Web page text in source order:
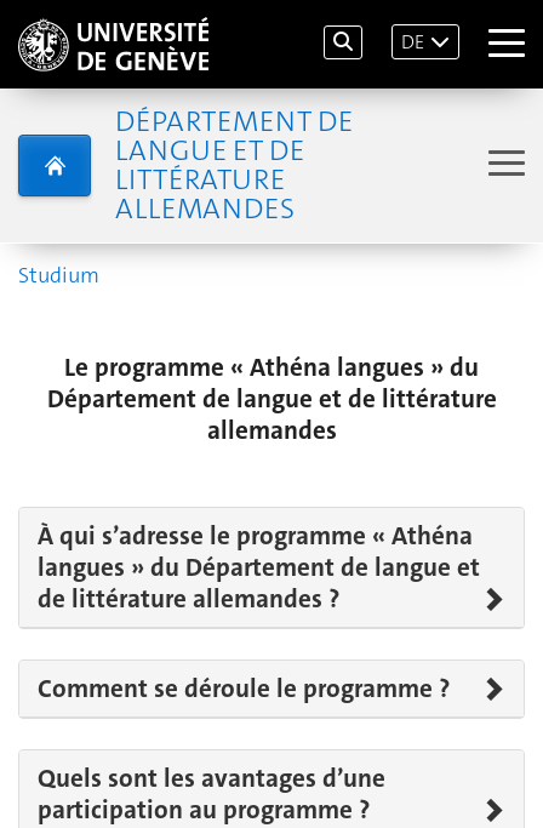
DE
DÉPARTEMENT DE
LANGUE ET DE
LITTÉRATURE
ALLEMANDES
Studium
Le programme « Athéna langues » du
Département de langue et de littérature
allemandes
À qui s’adresse le programme « Athéna
langues » du Département de langue et
de littérature allemandes ?
Comment se déroule le programme ?
Quels sont les avantages d’une
participation au programme ?